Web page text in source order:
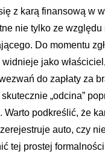
z karą finansową w
nie tylko ze
Do momentu
jako
do zapłaty za
„odcina”
Warto podkreślić, że
auto, czy
tej prostej